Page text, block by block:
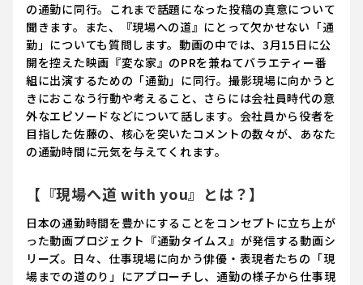
の通勤に同行。これまで話題になった投稿の真意について
聞きます。また、『現場への道』にとって欠かせない「通
勤」についても質問します。動画の中では、3月15日に公
開を控えた映画『変な家』のPRを兼ねてバラエティー番
組に出演するための「通勤」に同行。撮影現場に向かうと
きにおこなう行動や考えること、さらには会社員時代の意
外なエピソードなどについて話します。会社員から役者を
目指した佐藤の、核心を突いたコメントの数々が、あなた
の通勤時間に元気を与えてくれます。
【『現場へ道 with you』とは？】
日本の通勤時間を豊かにすることをコンセプトに立ち上が
った動画プロジェクト『通勤タイムス』が発信する動画シ
リーズ。日々、仕事現場に向かう俳優・表現者たちの「現
場までの道のり」にアプローチし、通勤の様子から仕事現